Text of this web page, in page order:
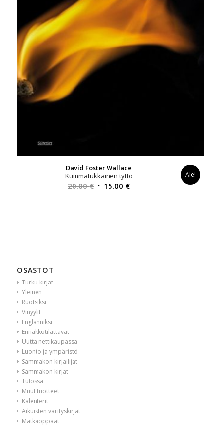
David Foster Wallace
Kummatukkainen tyttö
20,00€ Alkuperäinen
15,00 €Nykyinen
Ale!
OSASTOT
Turku-kirjat
Yleinen
Ruotsiksi
Vinyylit
Englanniksi
Ennakkotilattavat
Uutta nettikaupassa
Luonto ja ympäristö
Sammakon kirjailijat
Sammakon kirjat
Tulossa
Muut tuotteet
Kalenterit
Aikuisten värityskirjat
Matkaoppaat